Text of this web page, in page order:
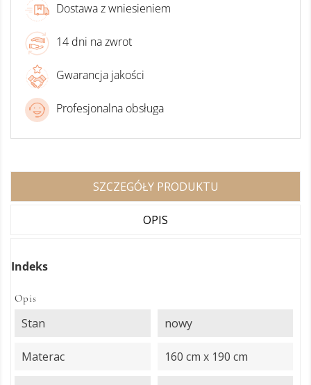
Dostawa z wniesieniem
14 dni na zwrot
Gwarancja jakości
Profesjonalna obsługa
SZCZEGÓŁY PRODUKTU
OPIS
Indeks
Opis
Stan nowy
Materac 160 cm x 190 cm